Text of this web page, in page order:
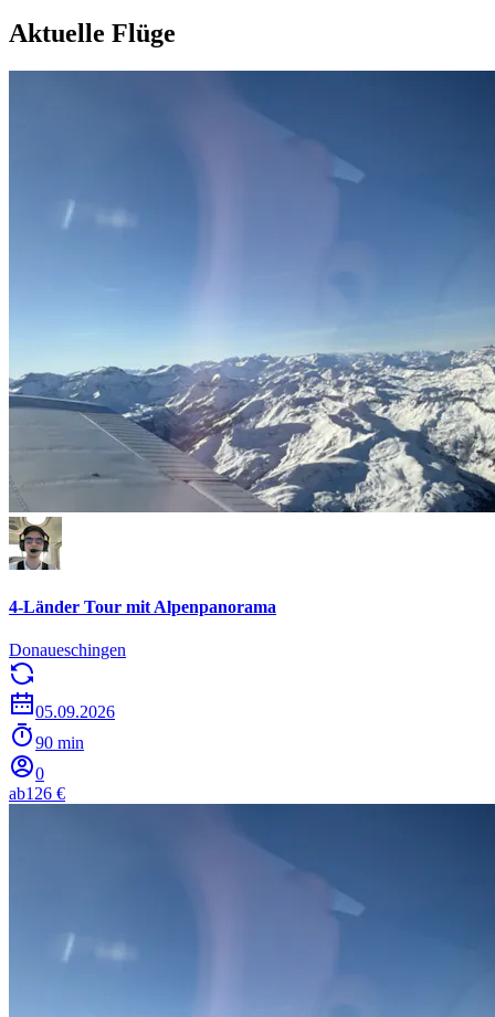
Aktuelle Flüge
4-Länder Tour mit Alpenpanorama
Donaueschingen
05.09.2026
90 min
0
ab126 €